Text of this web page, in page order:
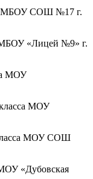
МБОУ СОШ №17 г.
МБОУ «Лицей №9» г.
МОУ
МОУ
МОУ СОШ
«Дубовская